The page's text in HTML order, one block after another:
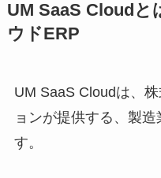
UM SaaS Cloud
ウドERP
UM SaaS Cloudは、
ョンが提供する、製
す。